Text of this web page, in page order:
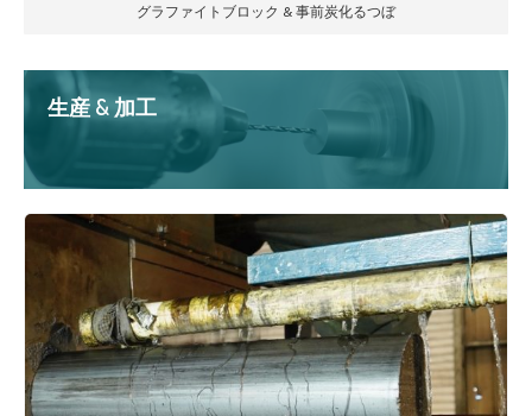
グラファイトブロック & 事前炭化るつぼ
生産 & 加工